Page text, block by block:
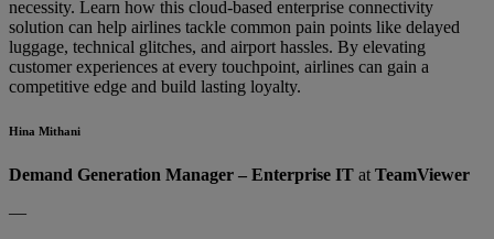
necessity. Learn how this cloud-based enterprise connectivity
solution can help airlines tackle common pain points like delayed
luggage, technical glitches, and airport hassles. By elevating
customer experiences at every touchpoint, airlines can gain a
competitive edge and build lasting loyalty.
Hina Mithani
Demand Generation Manager – Enterprise IT at TeamViewer
—